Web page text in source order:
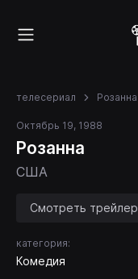
телесериал Розанна
Октябрь 19, 1988
Розанна
США
Смотреть трейлер
категория:
Комедия